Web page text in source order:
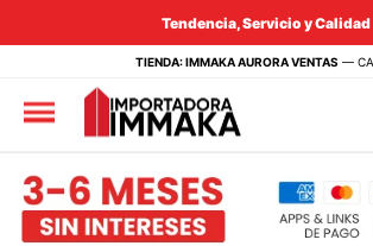
Tendencia, Servicio y Calidad
TIENDA: IMMAKA AURORA VENTAS —